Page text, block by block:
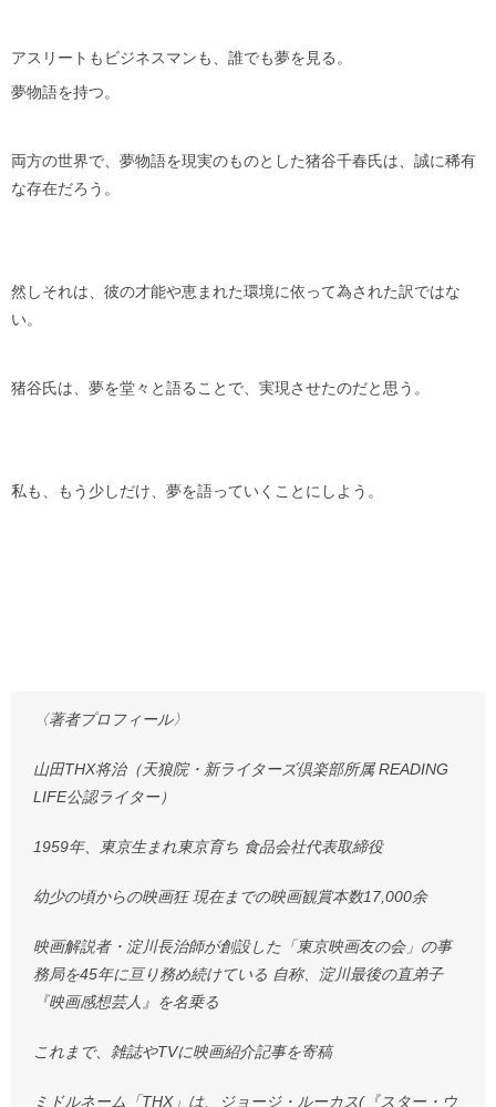
アスリートもビジネスマンも、誰でも夢を見る。
夢物語を持つ。
両方の世界で、夢物語を現実のものとした猪谷千春氏は、誠に稀有
な存在だろう。
然しそれは、彼の才能や恵まれた環境に依って為された訳ではな
い。
猪谷氏は、夢を堂々と語ることで、実現させたのだと思う。
私も、もう少しだけ、夢を語っていくことにしよう。
〈著者プロフィール〉
山田THX将治（天狼院・新ライターズ倶楽部所属 READING
LIFE公認ライター）
1959年、東京生まれ東京育ち 食品会社代表取締役
幼少の頃からの映画狂 現在までの映画観賞本数17,000余
映画解説者・淀川長治師が創設した「東京映画友の会」の事
務局を45年に亘り務め続けている 自称、淀川最後の直弟子
『映画感想芸人』を名乗る
これまで、雑誌やTVに映画紹介記事を寄稿
ミドルネーム「THX」は、ジョージ・ルーカス(『スター・ウ